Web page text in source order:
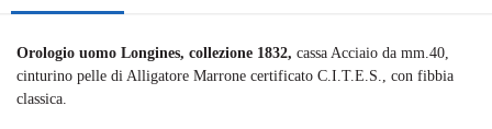
Orologio uomo Longines, collezione 1832, cassa Acciaio da mm.40,
cinturino pelle di Alligatore Marrone certificato C.I.T.E.S., con fibbia
classica.